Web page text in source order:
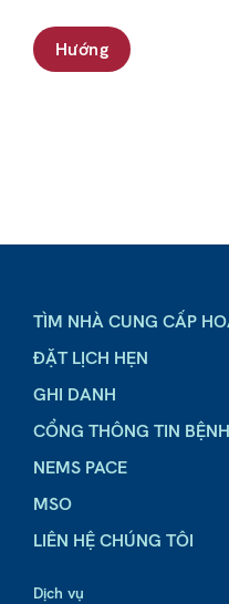
Hướng
TÌM NHÀ CUNG CẤP
ĐẶT LỊCH HẸN
GHI DANH
CỔNG THÔNG TIN
NEMS PACE
MSO
LIÊN HỆ CHÚNG TÔI
Dịch vụ